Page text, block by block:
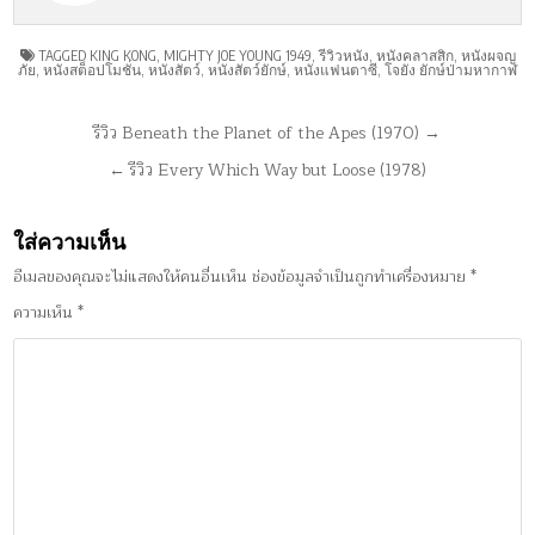
TAGGED KING KONG, MIGHTY JOE YOUNG 1949,รีวิวหนัง, หนังคลาสสิก, หนังผจญ
ภัย, หนังสต็อปโมชั่น, หนังสัตว์, หนังสัตว์ยักษ์, หนังแฟนตาซี, โจยัง ยักษ์ป่ามหากาฬ
แนะแนวรีวิว Beneath the Planet of the Apes (1970) →
← รีวิว Every Which Way but Loose (1978)
ใส่ความเห็น
อีเมลของคุณจะไม่แสดงให้คนอื่นเห็น ช่องข้อมูลจำเป็นถูกทำเครื่องหมาย*
ความเห็น*